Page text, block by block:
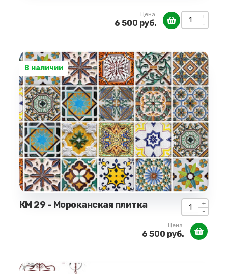
+
-
Цена:
6 500 руб.
В наличии
КМ 29 - Мороканская плитка +
-
Цена:
6 500 руб.